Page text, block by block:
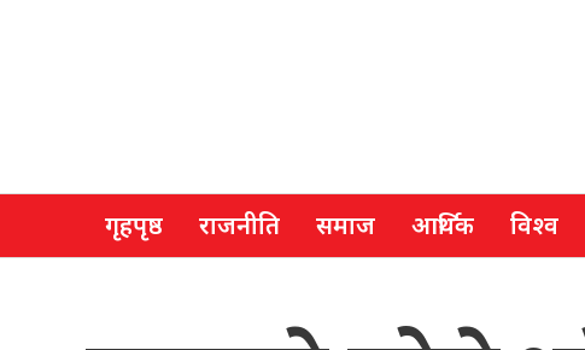
गृहपृष्ठ राजनीति समाज आर्थिक विश्व